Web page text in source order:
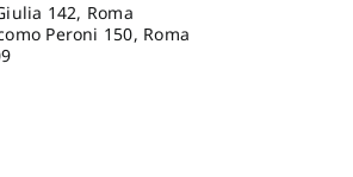
142, Roma
Peroni 150, Roma